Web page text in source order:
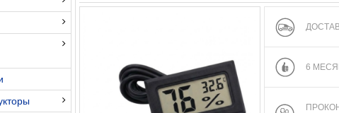
6